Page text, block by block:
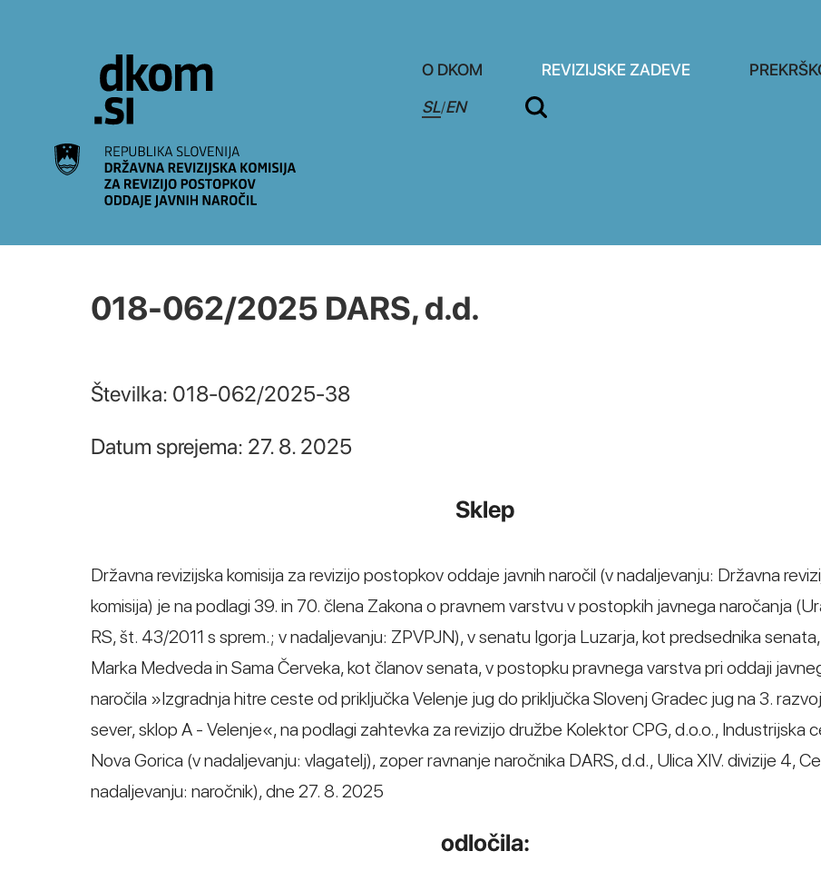
O DKOM REVIZIJSKE ZADEVE
SL/EN
018-062/2025 DARS, d.d.
Številka: 018-062/2025-38
Datum sprejema: 27. 8. 2025
Sklep
Državna revizijska komisija za revizijo postopkov oddaje javnih naročil (v nadaljevanju: Državna
komisija) je na podlagi 39. in 70. člena Zakona o pravnem varstvu v postopkih javnega naročanja
RS, št. 43/2011 s sprem.; v nadaljevanju: ZPVPJN), v senatu Igorja Luzarja, kot predsednika
Marka Medveda in Sama Červeka, kot članov senata, v postopku pravnega varstva pri oddaji
naročila »Izgradnja hitre ceste od priključka Velenje jug do priključka Slovenj Gradec jug na 3.
sever, sklop A - Velenje«, na podlagi zahtevka za revizijo družbe Kolektor CPG, d.o.o., Industrijska
Nova Gorica (v nadaljevanju: vlagatelj), zoper ravnanje naročnika DARS, d.d., Ulica XIV. divizije 4,
nadaljevanju: naročnik), dne 27. 8. 2025
odločila: